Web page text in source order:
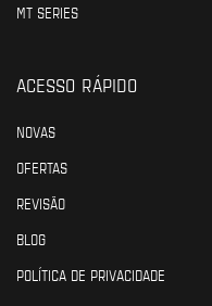
MT SERIES
ACESSO RÁPIDO
NOVAS
OFERTAS
REVISÃO
BLOG
POLÍTICA DE PRIVACIDADE